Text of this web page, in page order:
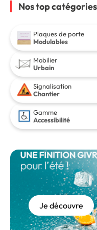
Nos top catégories
Plaques de porte
Modulables
Mobilier
Urbain
Signalisation
Chantier
Gamme
Accessibilité
Je découvre
Je m'équipe
Je découvre
Découvrir
Je m'équipe
Je découvre
Je m'équipe